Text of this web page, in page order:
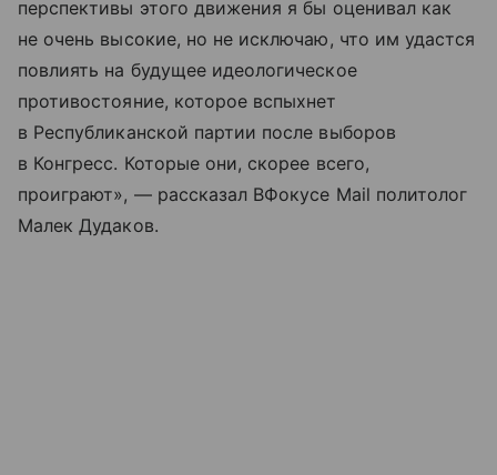
перспективы этого движения я бы оценивал как
не очень высокие, но не исключаю, что им удастся
повлиять на будущее идеологическое
противостояние, которое вспыхнет
в Республиканской партии после выборов
в Конгресс. Которые они, скорее всего,
проиграют», — рассказал ВФокусе Mail политолог
Малек Дудаков.